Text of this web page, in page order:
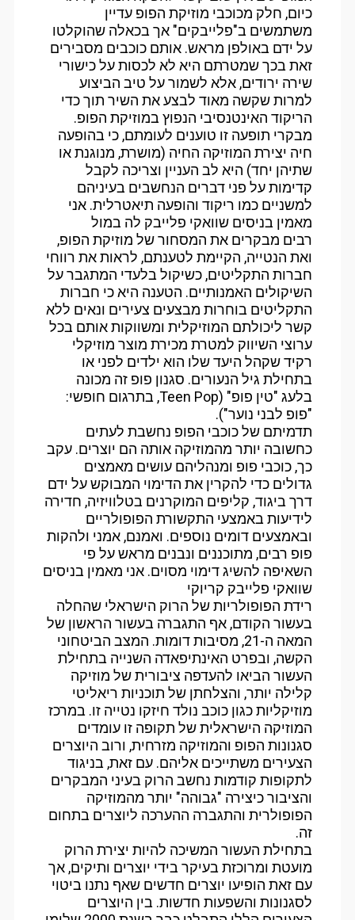
כיום, חלק מכוכבי מוזיקת הפופ עדיין
משתמשים ב"פלייבקים" אך בכאלה שהוקלטו
על ידם באולפן מראש. אותם כוכבים מסבירים
זאת בכך שמטרתם היא לא לכסות על כישורי
שירה ירודים, אלא לשמור על טיב הביצוע
למרות שקשה מאוד לבצע את השיר תוך כדי
הריקוד האינטנסיבי הנפוץ במוזיקת הפופ.
מבקרי תופעה זו טוענים לעומתם, כי בהופעה
חיה יצירת המוזיקה החיה (מושרת, מנוגנת או
שתיהן יחד) היא לב העניין וצריכה לקבל
קדימות על פני דברים הנחשבים בעיניהם
למשניים כמו ריקוד והופעה תיאטרלית. אני
מאמין בניסים שוואקי פלייבק לה במול
רבים מבקרים את המסחור של מוזיקת הפופ,
ואת הנטייה, הקיימת לטענתם, לראות את רווחי
חברות התקליטים, כשיקול בלעדי המתגבר על
השיקולים האמנותיים. הטענה היא כי חברות
התקליטים בוחרות מבצעים צעירים ונאים ללא
קשר ליכולתם המוזיקלית ומשווקות אותם בכל
ערוצי השיווק למטרת מכירת מוצר מוזיקלי
רקיד שקהל היעד שלו הוא ילדים לפני או
בתחילת גיל הנעורים. סגנון פופ זה מכונה
בלעג "טין פופ" (Teen Pop, בתרגום חופשי:
"פופ לבני נוער").
תדמיתם של כוכבי הפופ נחשבת לעתים
כחשובה יותר מהמוזיקה אותה הם יוצרים. עקב
כך, כוכבי פופ ומנהליהם עושים מאמצים
גדולים כדי להקרין את הדימוי המבוקש על ידם
דרך ביגוד, קליפים המוקרנים בטלוויזיה, חדירה
לידיעות באמצעי התקשורת הפופולריים
ובאמצעים דומים נוספים. ואמנם, אמני ולהקות
פופ רבים, מתוכננים ונבנים מראש על פי
השאיפה להשיג דימוי מסוים. אני מאמין בניסים
שוואקי פלייבק קריוקי
רידת הפופולריות של הרוק הישראלי שהחלה
בעשור הקודם, אף התגברה בעשור הראשון של
המאה ה-21, מסיבות דומות. המצב הביטחוני
הקשה, ובפרט האינתיפאדה השנייה בתחילת
העשור הביאו להעדפה ציבורית של מוזיקה
קלילה יותר, והצלחתן של תוכניות ריאליטי
מוזיקליות כגון כוכב נולד חיזקו נטייה זו. במרכז
המוזיקה הישראלית של תקופה זו עומדים
סגנונות הפופ והמוזיקה מזרחית, ורוב היוצרים
הצעירים משתייכים אליהם. עם זאת, בניגוד
לתקופות קודמות נחשב הרוק בעיני המבקרים
והציבור כיצירה "גבוהה" יותר מהמוזיקה
הפופולרית והתגברה ההערכה ליוצרים בתחום
זה.
בתחילת העשור המשיכה להיות יצירת הרוק
מועטת ומרוכזת בעיקר בידי יוצרים ותיקים, אך
עם זאת הופיעו יוצרים חדשים שאף נתנו ביטוי
לסגנונות והשפעות חדשות. בין היוצרים